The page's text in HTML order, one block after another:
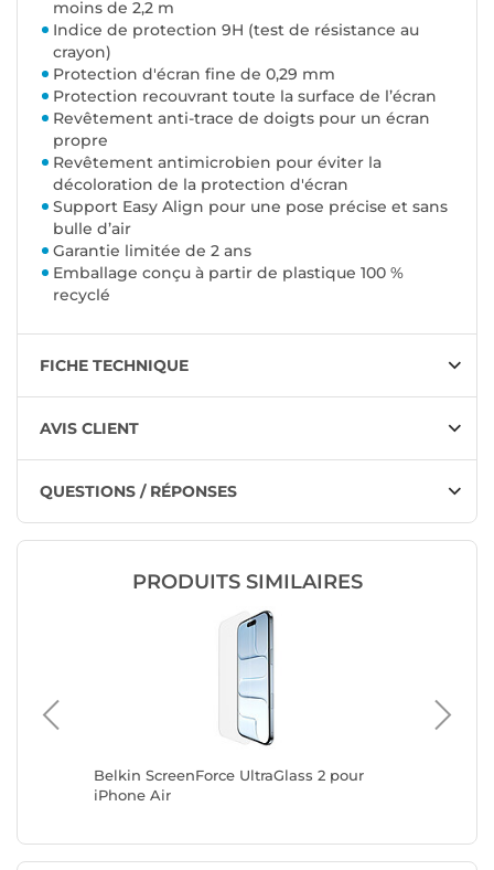
moins de 2,2 m
Indice de protection 9H (test de résistance au
crayon)
Protection d'écran fine de 0,29 mm
Protection recouvrant toute la surface de l’écran
Revêtement anti-trace de doigts pour un écran
propre
Revêtement antimicrobien pour éviter la
décoloration de la protection d'écran
Support Easy Align pour une pose précise et sans
bulle d’air
Garantie limitée de 2 ans
Emballage conçu à partir de plastique 100 %
recyclé
FICHE TECHNIQUE
AVIS CLIENT
QUESTIONS / RÉPONSES
PRODUITS SIMILAIRES
Belkin ScreenForce UltraGlass 2 pour
iPhone Air